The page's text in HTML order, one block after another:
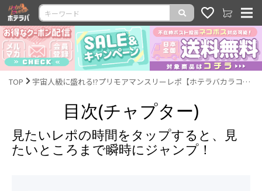
TOP 宇宙人級に盛れる!?プリモアマンスリーレポ【ホテラバカラコンレポLIVE】
目次(チャプター)
見たいレポの時間をタップすると、見
たいところまで瞬時にジャンプ！